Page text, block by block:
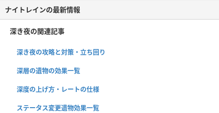
ナイトレインの最新情報
深き夜の関連記事
深き夜の攻略と対策・立ち回り
深層の遺物の効果一覧
深度の上げ方・レートの仕様
ステータス変更遺物効果一覧